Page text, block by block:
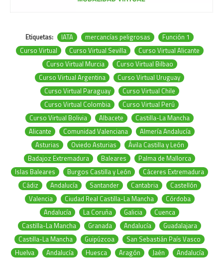
Etiquetas: IATA mercancías peligrosas
Función 1
Curso Virtual
Curso Virtual Sevilla
Curso Virtual Alicante
Curso Virtual Murcia
Curso Virtual Bilbao
Curso Virtual Argentina
Curso Virtual Uruguay
Curso Virtual Paraguay
Curso Virtual Chile
Curso Virtual Colombia
Curso Virtual Perú
Curso Virtual Bolivia
Albacete
Castilla-La Mancha
Alicante
Comunidad Valenciana
Almería Andalucía
Asturias
Oviedo Asturias
Ávila Castilla y León
Badajoz Extremadura
Baleares
Palma de Mallorca
Islas Baleares
Burgos Castilla y León
Cáceres Extremadura
Cádiz
Andalucía Santander Cantabria
Castellón
Valencia
Ciudad Real Castilla-La Mancha
Córdoba
Andalucía
La Coruña Galicia
Cuenca
Castilla-La Mancha
Granada Andalucía
Guadalajara
Castilla-La Mancha
Guipúzcoa
San Sebastián País Vasco
Huelva
Andalucía Huesca Aragón Jaén
Andalucía